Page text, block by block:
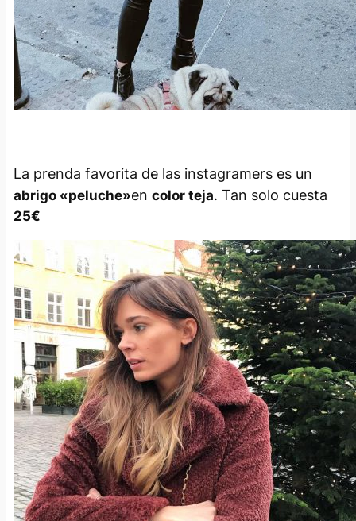
La prenda favorita de las instagramers es un
abrigo «peluche»en color teja. Tan solo cuesta
25€